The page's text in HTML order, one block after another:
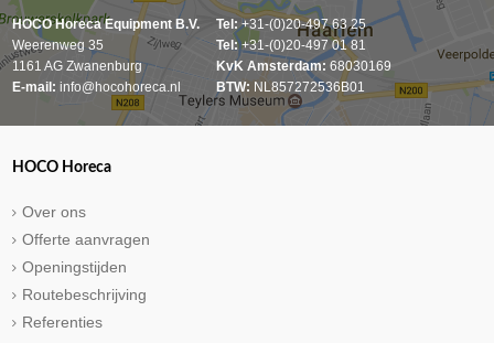
HOCO Horeca Equipment B.V.
Weerenweg 35
1161 AG Zwanenburg
E-mail: info@hocohoreca.nl
Tel: +31-(0)20-497 63 25
Tel:+31-(0)20-497 01 81
KvK Amsterdam: 68030169
BTW: NL857272536B01
HOCO Horeca
Over ons
Offerte aanvragen
Openingstijden
Routebeschrijving
Referenties